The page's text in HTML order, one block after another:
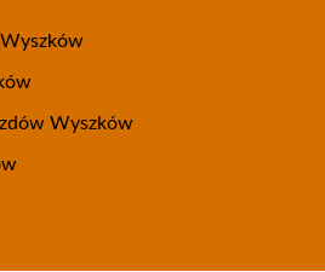
Wyszków